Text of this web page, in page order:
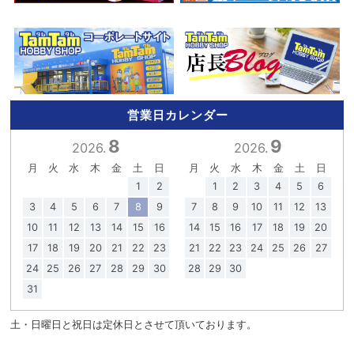
営業日カレンダー
2026. 8
月 火 水 木 金 土
日
1
2
3
4 5 6 7 8
9
10
11 12 13 14 15
16
17
18 19 20 21 22
23
24
25 26 27 28 29
30
31
2026. 9
月 火 水 木 金 土
日
1
2 3 4 5
6
7
8 9 10 11 12
13
14
15 16 17 18 19
20
21
22 23 24 25 26
27
28
29 30
土・日曜日と祝日は定休日とさせて頂いております。